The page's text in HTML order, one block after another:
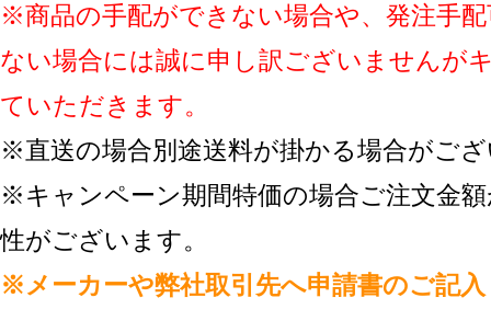
※商品の手配ができない場合や、発注手
ない場合には誠に申し訳ございませんが
ていただきます。
※直送の場合別途送料が掛かる場合がご
※キャンペーン期間特価の場合ご注文金
性がございます。
※メーカーや弊社取引先へ申請書のご記